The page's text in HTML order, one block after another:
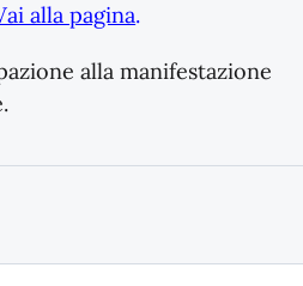
alla pagina.
alla manifestazione